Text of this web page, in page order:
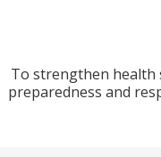
To strengthen
preparedness